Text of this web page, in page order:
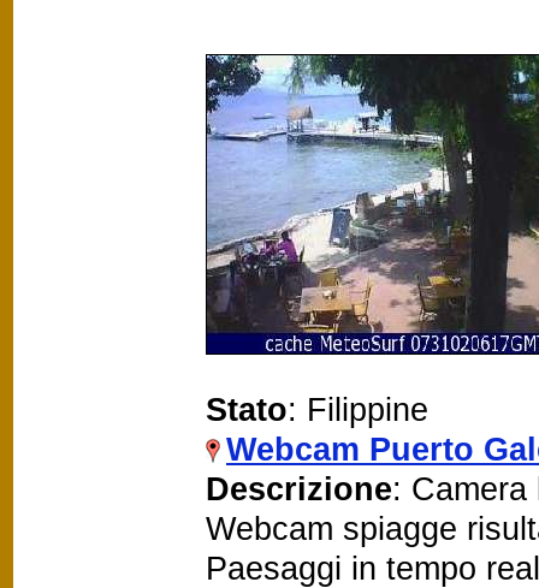
Stato: Filippine
Webcam Puerto
Descrizione:
Webcam spiagge
Paesaggi in tempo